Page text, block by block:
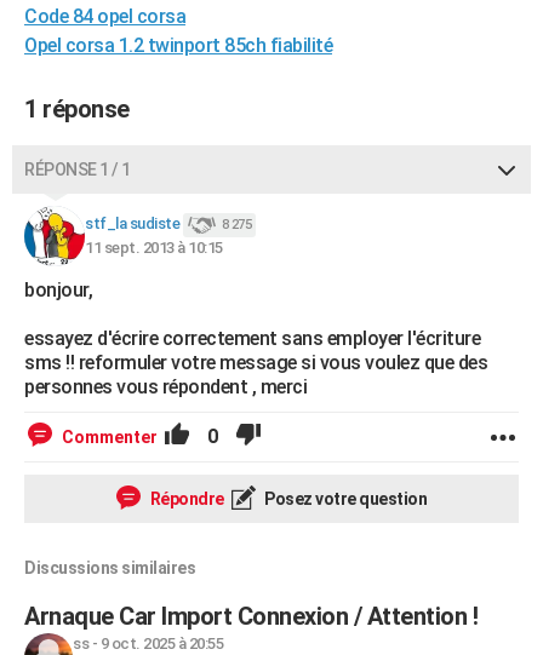
Destinations
City break
Voyage nature
Voyage de noces
Forum
Climat
+PHOTO
BONS PLANS
CARTE DE VOEUX
Carte de Noël
Carte Bonne année
Carte Saint-Valentin
Carte Pâques
Carte d'anniversaire
DICTIONNAIRE
Dictionnaire
Biographies
Citations
Expressions
Proverbes
S'inscrire
Se connecter
Lycées
Collèges
Primaires
Universités
Entreprises
Service militaire
Avis de recherche
AVIS DE DÉCÈS
FORUM
Code 84 opel corsa
Opel corsa 1.2 twinport 85ch fiabilité
1 réponse
RÉPONSE 1 / 1
stf_la sudiste 8 275
11 sept. 2013 à 10:15
bonjour,
essayez d'écrire correctement sans employer l'écriture
sms !! reformuler votre message si vous voulez que des
personnes vous répondent , merci
Commenter 0
Répondre Posez votre question
Discussions similaires
Arnaque Car Import Connexion / Attention !
ss- 9 oct. 2025 à 20:55